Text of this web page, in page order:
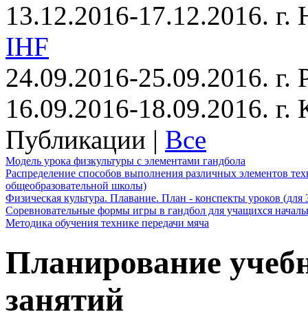
13.12.2016-17.12.2016.
IHF
24.09.2016-25.09.2016. г.
16.09.2016-18.09.2016.
Публикации | Все
Модель урока физкультуры с элементами гандбола
Распределение способов выполнения различных элементов
общеобразовательной школы)
Физическая культура. Плавание. План - конспекты уроков (для
Соревновательные формы игры в гандбол для учащихся
Методика обучения технике передачи мяча
Планирование
занятий